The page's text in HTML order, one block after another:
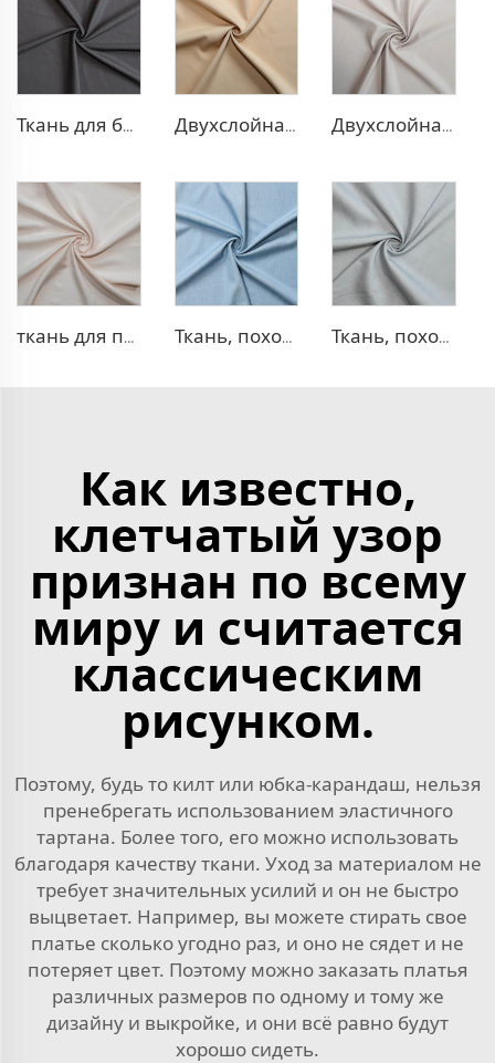
Ткань для блейзера TR с эффектом стрейч Двухслойная ткань для платья TR Двухслойная ткань для платья TR
ткань для платья 100% лиоцелл, похожая на лен Ткань, похожая на деним, TR Ткань, похожая на деним, TR с эффектом стрейч
Как известно,
клетчатый узор
признан по всему
миру и считается
классическим
рисунком.
Поэтому, будь то килт или юбка-карандаш, нельзя
пренебрегать использованием эластичного
тартана. Более того, его можно использовать
благодаря качеству ткани. Уход за материалом не
требует значительных усилий и он не быстро
выцветает. Например, вы можете стирать свое
платье сколько угодно раз, и оно не сядет и не
потеряет цвет. Поэтому можно заказать платья
различных размеров по одному и тому же
дизайну и выкройке, и они всё равно будут
хорошо сидеть.